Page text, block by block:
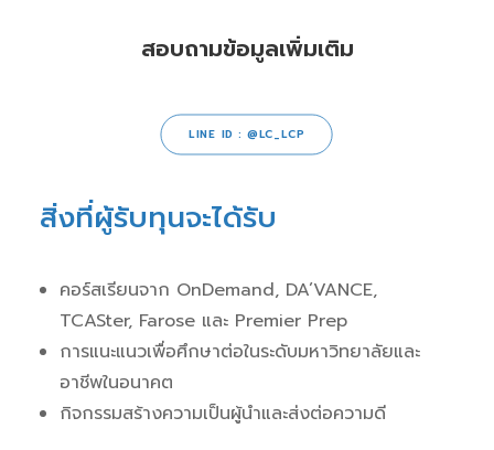
สอบถามข้อมูลเพิ่มเติม
LINE ID : @LC_LCP
สิ่งที่ผู้รับทุนจะได้รับ
คอร์สเรียนจาก OnDemand, DA’VANCE,
TCASter, Farose และ Premier Prep
การแนะแนวเพื่อศึกษาต่อในระดับมหาวิทยาลัยและ
อาชีพในอนาคต
กิจกรรมสร้างความเป็นผู้นำและส่งต่อความดี